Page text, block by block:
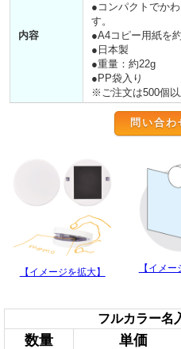
内容
●コンパクトでか
す。
●A4コピー用紙を
●日本製
●重量：約22g
●PP袋入り
※ご注文は500個以
【イメージを拡大】 【イメー
フルカラー名
数量 単価